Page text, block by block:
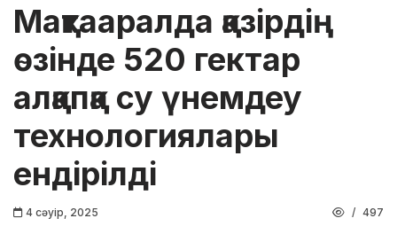
Мақтааралда қазірдің
өзінде 520 гектар
алқапқа су үнемдеу
технологиялары
ендірілді
4 сәуір, 2025 497